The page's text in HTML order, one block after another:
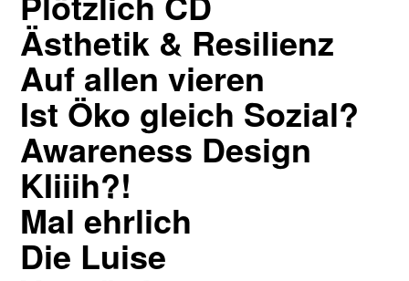
Ästhetik & Resilienz
Auf allen vieren
Ist Öko gleich Sozial?
Awareness Design
KIiiih?!
Mal ehrlich
Die Luise